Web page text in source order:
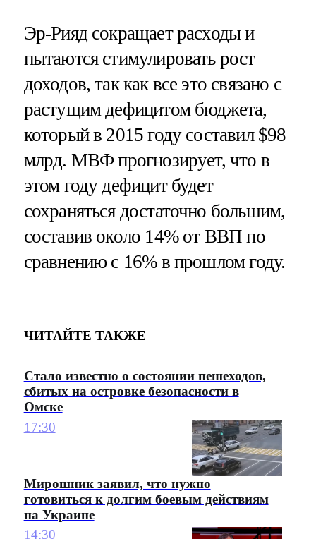
Эр-Рияд сокращает расходы и
пытаются стимулировать рост
доходов, так как все это связано с
растущим дефицитом бюджета,
который в 2015 году составил $98
млрд. МВФ прогнозирует, что в
этом году дефицит будет
сохраняться достаточно большим,
составив около 14% от ВВП по
сравнению с 16% в прошлом году.
ЧИТАЙТЕ ТАКЖЕ
Стало известно о состоянии пешеходов,
сбитых на островке безопасности в
Омске
17:30
Мирошник заявил, что нужно
готовиться к долгим боевым действиям
на Украине
14:30